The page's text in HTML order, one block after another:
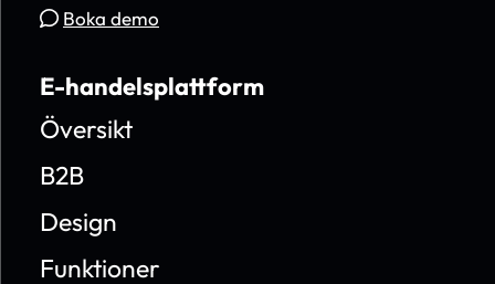
Boka demo
E-handelsplattform
Översikt
B2B
Design
Funktioner